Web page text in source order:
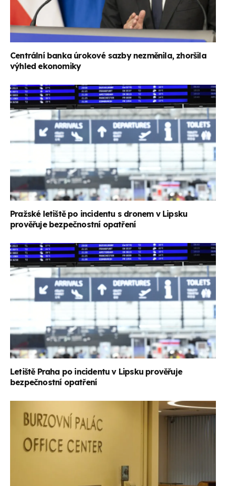
Centrální banka úrokové sazby nezměnila, zhoršila
výhled ekonomiky
Pražské letiště po incidentu s dronem v Lipsku
prověřuje bezpečnostní opatření
Letiště Praha po incidentu v Lipsku prověřuje
bezpečnostní opatření